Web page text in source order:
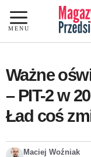
Przejdź
do
treści
MENU
Ważne
– PIT-2 w
Ład coś
Maciej Woźniak